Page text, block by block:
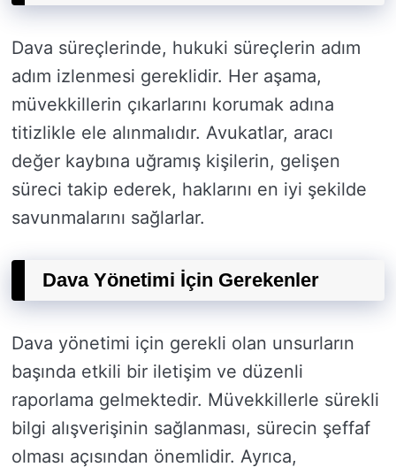
Dava süreçlerinde, hukuki süreçlerin adım
adım izlenmesi gereklidir. Her aşama,
müvekkillerin çıkarlarını korumak adına
titizlikle ele alınmalıdır. Avukatlar, aracı
değer kaybına uğramış kişilerin, gelişen
süreci takip ederek, haklarını en iyi şekilde
savunmalarını sağlarlar.
Dava Yönetimi İçin Gerekenler
Dava yönetimi için gerekli olan unsurların
başında etkili bir iletişim ve düzenli
raporlama gelmektedir. Müvekkillerle sürekli
bilgi alışverişinin sağlanması, sürecin şeffaf
olması açısından önemlidir. Ayrıca,